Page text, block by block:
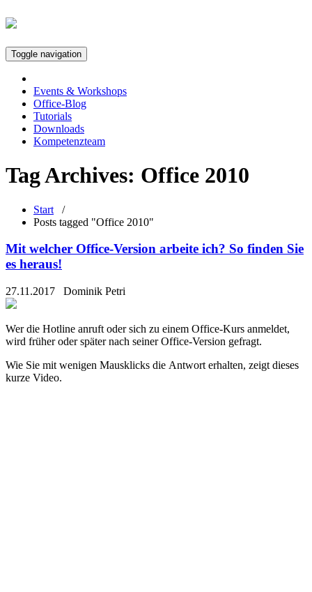
Toggle navigation
Events & Workshops
Office-Blog
Tutorials
Downloads
Kompetenzteam
Tag Archives: Office 2010
Start /
Posts tagged "Office 2010"
Mit welcher Office-Version arbeite ich? So finden Sie
es heraus!
27.11.2017 Dominik Petri
Wer die Hotline anruft oder sich zu einem Office-Kurs anmeldet,
wird früher oder später nach seiner Office-Version gefragt.
Wie Sie mit wenigen Mausklicks die Antwort erhalten, zeigt dieses
kurze Video.